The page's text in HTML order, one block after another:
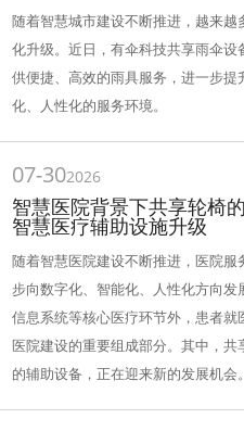
随着智慧城市建设不断推进，越来
化升级。近日，有伞科技共享雨伞
供便捷、高效的雨具服务，进一步
化、人性化的服务环境。
07-302026
智慧医院背景下共享轮椅
智慧医疗辅助设施升级
随着智慧医院建设不断推进，医院
步向数字化、智能化、人性化方向发
信息系统等核心医疗环节外，患者
医院建设的重要组成部分。其中，
的辅助设备，正在迎来新的发展机会。